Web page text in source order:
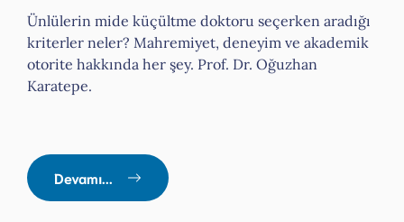
Ünlülerin mide küçültme doktoru seçerken aradığı
kriterler neler? Mahremiyet, deneyim ve akademik
otorite hakkında her şey. Prof. Dr. Oğuzhan
Karatepe.
Devamı...